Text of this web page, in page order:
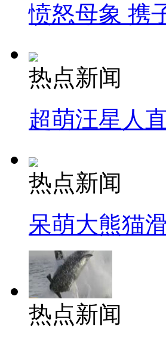
愤怒母象 携
热点新闻
超萌汪星人
热点新闻
呆萌大熊猫
热点新闻